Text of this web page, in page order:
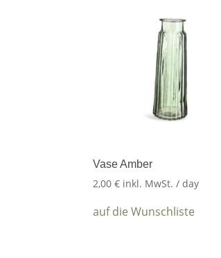
Vase Amber
2,00€ inkl. MwSt. / day
auf die Wunschliste